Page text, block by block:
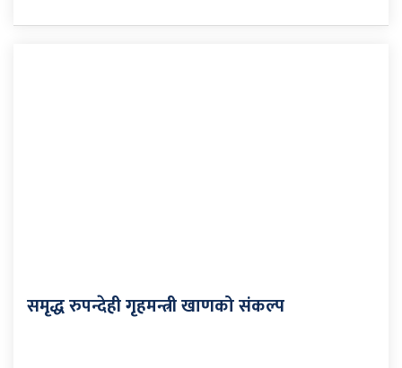
समृद्ध रुपन्देही गृहमन्त्री खाणको संकल्प